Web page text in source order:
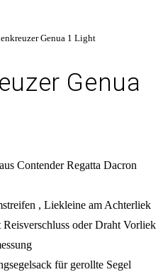
Genua 1 Light
Genua
Contender Regatta Dacron
, Liekleine am Achterliek
oder Draht Vorliek
für gerollte Segel